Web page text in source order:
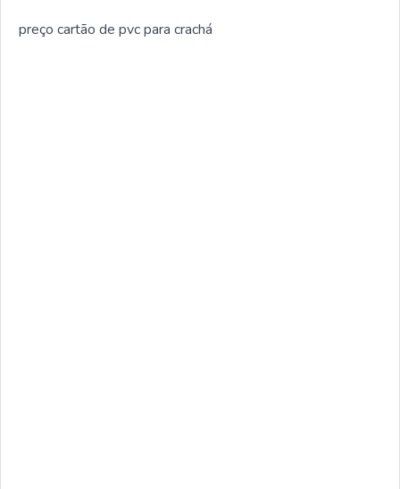
preço cartão de pvc para crachá